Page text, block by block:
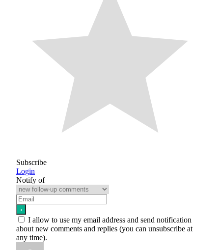
Subscribe
Login
Notify of
I allow to use my email address and send notification
about new comments and replies (you can unsubscribe at
any time).